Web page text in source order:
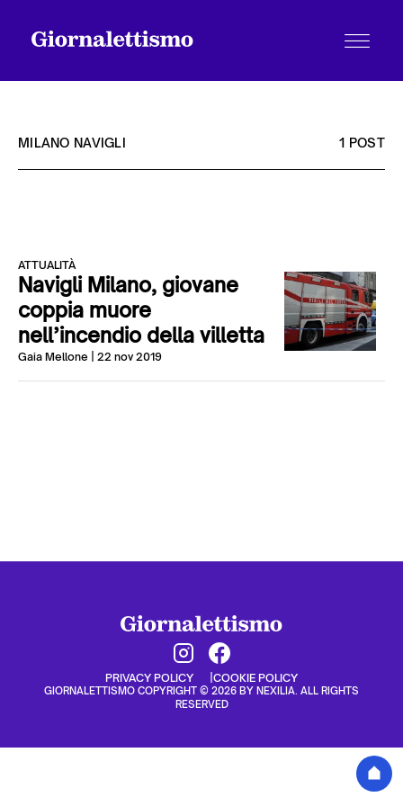
Chi siamo
Contatti
MILANO NAVIGLI 1 POST
ATTUALITÀ
Navigli Milano, giovane
coppia muore
nell’incendio della villetta
Gaia Mellone | 22 nov 2019
PRIVACY POLICY COOKIE POLICY
GIORNALETTISMO COPYRIGHT © 2026 BY NEXILIA. ALL RIGHTS
RESERVED